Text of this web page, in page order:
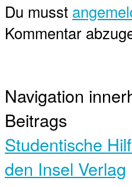
Du musst
Kommentar
Navigation
Beitrags
Studentische
den Insel Verlag